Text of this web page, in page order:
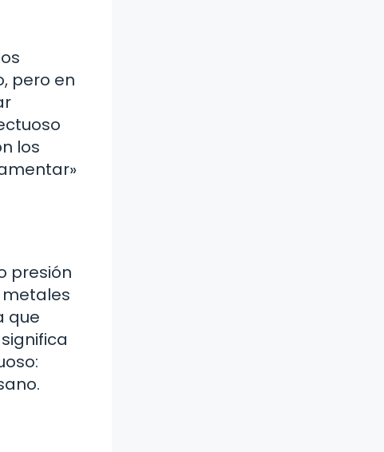
pero en
los
presión
que